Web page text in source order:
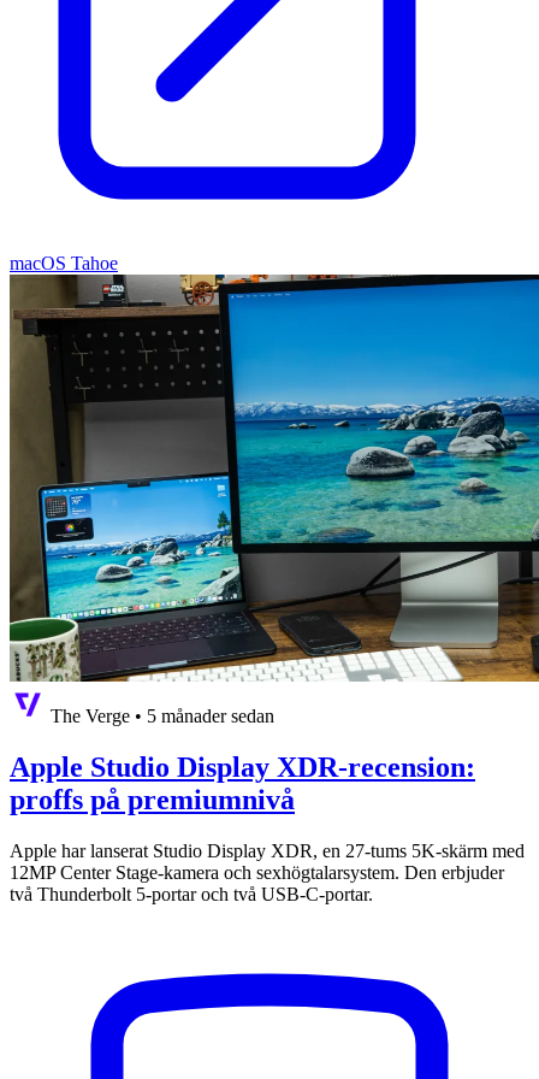
macOS Tahoe
The Verge • 5 månader sedan
Apple Studio Display XDR-recension:
proffs på premiumnivå
Apple har lanserat Studio Display XDR, en 27-tums 5K-skärm med
12MP Center Stage-kamera och sexhögtalarsystem. Den erbjuder
två Thunderbolt 5-portar och två USB-C-portar.